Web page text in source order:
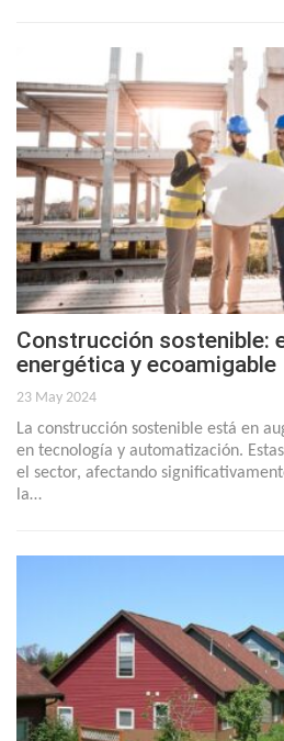
Construcción sostenible:
energética y ecoamigable
23 May 2024
La construcción sostenible está en
en tecnología y automatización.
el sector, afectando
la…